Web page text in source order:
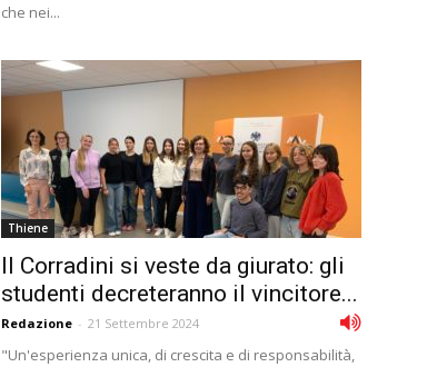
che nei...
Thiene
Il Corradini si veste da giurato: gli
studenti decreteranno il vincitore...
Redazione - 21 Settembre 2024
"Un'esperienza unica, di crescita e di responsabilità,